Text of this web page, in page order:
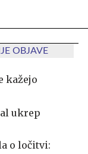
OBJAVE
kažejo
ukrep
o ločitvi: